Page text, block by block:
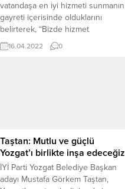
vatandaşa en iyi hizmeti sunmanın
gayreti içerisinde olduklarını
belirterek, “Bizde hizmet
beklemez.”dedi.
16.04.2022 0
Taştan: Mutlu ve güçlü
Yozgat’ı birlikte inşa edeceğiz
İYİ Parti Yozgat Belediye Başkan
adayı Mustafa Görkem Taştan,